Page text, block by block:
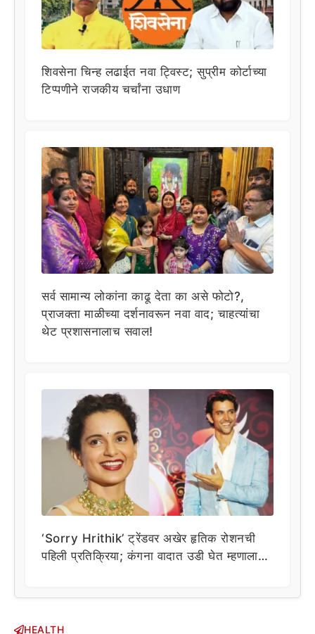
शिवसेना चिन्ह लढाईत नवा ट्विस्ट; सुप्रीम कोर्टाच्या
टिप्पणीने राजकीय चर्चांना उधाण
सर्व सामान्य लोकांना काढू देता का असे फोटो?,
प्राजक्ता माळीच्या दर्शनावरून नवा वाद; चाहत्यांचा
थेट प्रशासनालाच सवाल!
‘Sorry Hrithik’ ट्रेंडवर अखेर हृतिक रोशनची
पहिली प्रतिक्रिया; कंगना वादात उडी घेत म्हणाला…
HEALTH